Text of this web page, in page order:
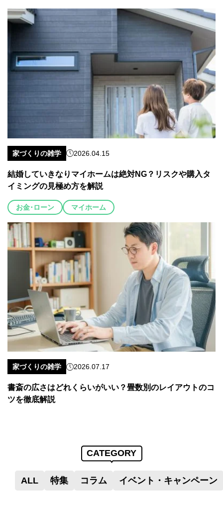
家づくりの雑学 2026.04.15
結婚していきなりマイホームは絶対NG？リスクや購入タ
イミングの見極め方を解説
お金･ローン マイホーム
家づくりの雑学 2026.07.17
書斎の広さはどれくらいがいい？畳数別のレイアウトのコ
ツを徹底解説
CATEGORY
ALL 特集 コラム イベント・キャンペーン